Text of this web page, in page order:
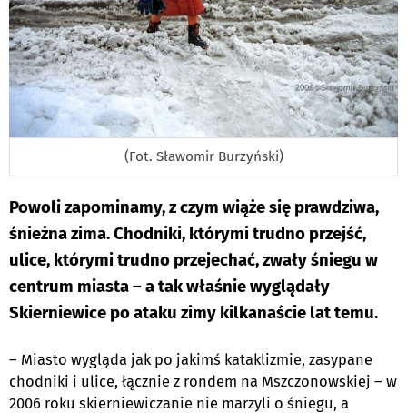
(Fot. Sławomir Burzyński)
Powoli zapominamy, z czym wiąże się prawdziwa,
śnieżna zima. Chodniki, którymi trudno przejść,
ulice, którymi trudno przejechać, zwały śniegu w
centrum miasta – a tak właśnie wyglądały
Skierniewice po ataku zimy kilkanaście lat temu.
– Miasto wygląda jak po jakimś kataklizmie, zasypane
chodniki i ulice, łącznie z rondem na Mszczonowskiej – w
2006 roku skierniewiczanie nie marzyli o śniegu, a